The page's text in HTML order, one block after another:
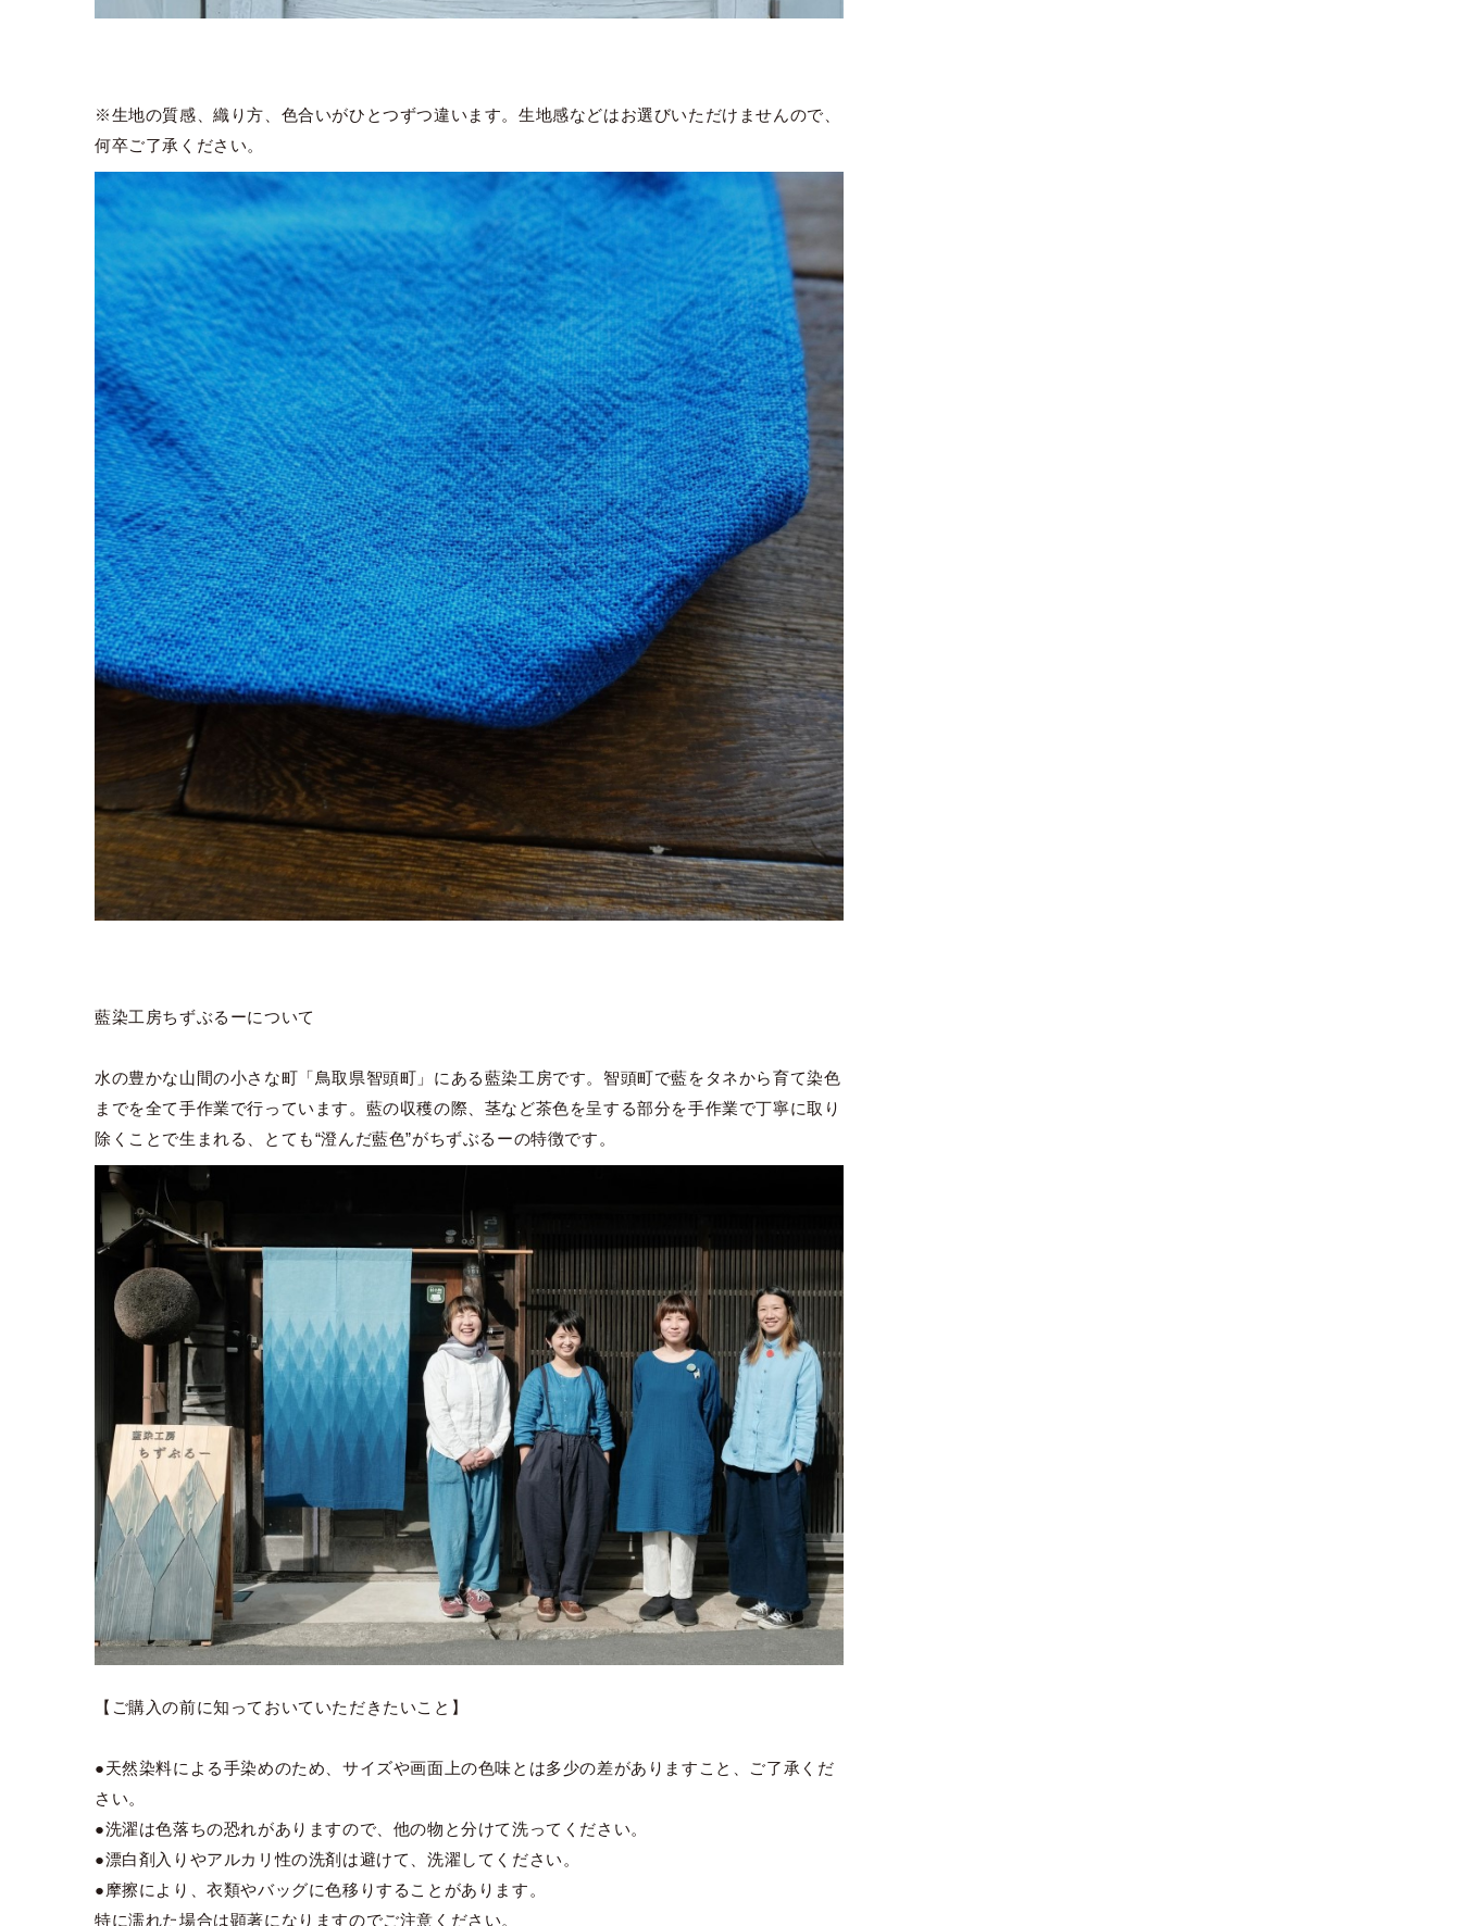
※生地の質感、織り方、色合いがひとつずつ違います。生地感などはお選びいただけませんので、
何卒ご了承ください。
藍染工房ちずぶるーについて
水の豊かな山間の小さな町「鳥取県智頭町」にある藍染工房です。智頭町で藍をタネから育て染色
までを全て手作業で行っています。藍の収穫の際、茎など茶色を呈する部分を手作業で丁寧に取り
除くことで生まれる、とても“澄んだ藍色”がちずぶるーの特徴です。
【ご購入の前に知っておいていただきたいこと】
●天然染料による手染めのため、サイズや画面上の色味とは多少の差がありますこと、ご了承くだ
さい。
●洗濯は色落ちの恐れがありますので、他の物と分けて洗ってください。
●漂白剤入りやアルカリ性の洗剤は避けて、洗濯してください。
●摩擦により、衣類やバッグに色移りすることがあります。
特に濡れた場合は顕著になりますのでご注意ください。